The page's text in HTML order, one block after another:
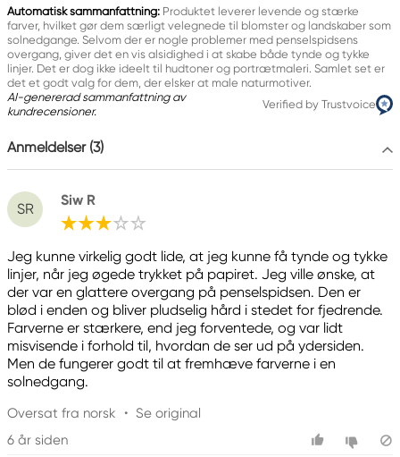
+31 (0)55 527 4700
Automatisk sammanfattning: Produktet leverer levende og stærke
farver, hvilket gør dem særligt velegnede til blomster og landskaber som
solnedgange. Selvom der er nogle problemer med penselspidsens
overgang, giver det en vis alsidighed i at skabe både tynde og tykke
linjer. Det er dog ikke ideelt til hudtoner og portrætmaleri. Samlet set er
det et godt valg for dem, der elsker at male naturmotiver.
AI-genererad sammanfattning av
kundrecensioner.
Verified by Trustvoice
Anmeldelser (3)
SR
Siw R
Jeg kunne virkelig godt lide, at jeg kunne få tynde og tykke
linjer, når jeg øgede trykket på papiret. Jeg ville ønske, at
der var en glattere overgang på penselspidsen. Den er
blød i enden og bliver pludselig hård i stedet for fjedrende.
Farverne er stærkere, end jeg forventede, og var lidt
misvisende i forhold til, hvordan de ser ud på ydersiden.
Men de fungerer godt til at fremhæve farverne i en
solnedgang.
Oversat fra norsk • Se original
6 år siden